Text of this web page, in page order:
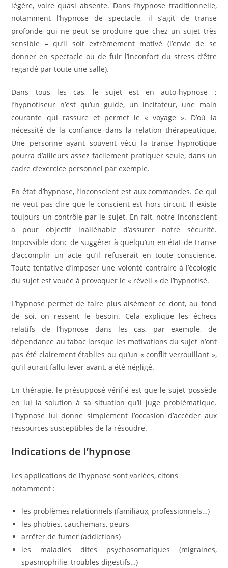
légère, voire quasi absente. Dans l’hypnose traditionnelle,
notamment l’hypnose de spectacle, il s’agit de transe
profonde qui ne peut se produire que chez un sujet très
sensible – qu’il soit extrêmement motivé (l’envie de se
donner en spectacle ou de fuir l’inconfort du stress d’être
regardé par toute une salle).
Dans tous les cas, le sujet est en auto-hypnose ;
l’hypnotiseur n’est qu’un guide, un incitateur, une main
courante qui rassure et permet le « voyage ». D’où la
nécessité de la confiance dans la relation thérapeutique.
Une personne ayant souvent vécu la transe hypnotique
pourra d’ailleurs assez facilement pratiquer seule, dans un
cadre d’exercice personnel par exemple.
En état d’hypnose, l’inconscient est aux commandes. Ce qui
ne veut pas dire que le conscient est hors circuit. Il existe
toujours un contrôle par le sujet. En fait, notre inconscient
a pour objectif inaliénable d’assurer notre sécurité.
Impossible donc de suggérer à quelqu’un en état de transe
d’accomplir un acte qu’il refuserait en toute conscience.
Toute tentative d’imposer une volonté contraire à l’écologie
du sujet est vouée à provoquer le « réveil » de l’hypnotisé.
L’hypnose permet de faire plus aisément ce dont, au fond
de soi, on ressent le besoin. Cela explique les échecs
relatifs de l’hypnose dans les cas, par exemple, de
dépendance au tabac lorsque les motivations du sujet n’ont
pas été clairement établies ou qu’un « conflit verrouillant »,
qu’il aurait fallu lever avant, a été négligé.
En thérapie, le présupposé vérifié est que le sujet possède
en lui la solution à sa situation qu’il juge problématique.
L’hypnose lui donne simplement l’occasion d’accéder aux
ressources susceptibles de la résoudre.
Indications de l’hypnose
Les applications de l’hypnose sont variées, citons
notamment :
les problèmes relationnels (familiaux, professionnels…)
les phobies, cauchemars, peurs
arrêter de fumer (addictions)
les maladies dites psychosomatiques (migraines,
spasmophilie, troubles digestifs…)